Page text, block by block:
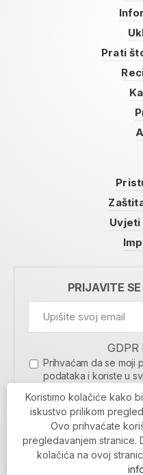
Prati
PRIJAVITE
GDPR
Prihvaćam da se moji
podataka i koriste u
Koristimo kolačiće kako
iskustvo prilikom
Ovo prihvaćate
pregledavanjem stranice.
kolačića na ovoj